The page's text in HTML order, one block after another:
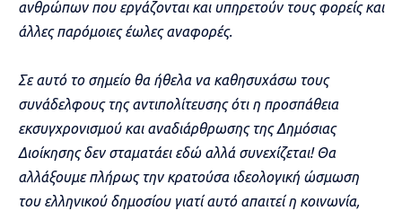
ανθρώπων που εργάζονται και υπηρετούν τους φορείς και
άλλες παρόμοιες έωλες αναφορές.
Σε αυτό το σημείο θα ήθελα να καθησυχάσω τους
συνάδελφους της αντιπολίτευσης ότι η προσπάθεια
εκσυγχρονισμού και αναδιάρθρωσης της Δημόσιας
Διοίκησης δεν σταματάει εδώ αλλά συνεχίζεται! Θα
αλλάξουμε πλήρως την κρατούσα ιδεολογική ώσμωση
του ελληνικού δημοσίου γιατί αυτό απαιτεί η κοινωνία,